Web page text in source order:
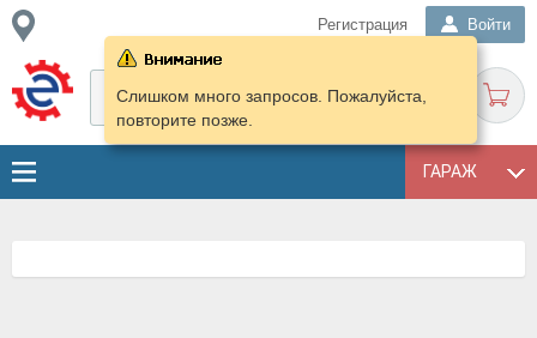
Регистрация Войти
ГАРАЖ
Слишком много запросов. Пожалуйста,
повторите позже.